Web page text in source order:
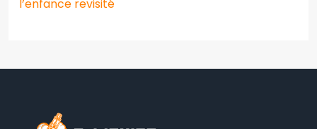
l’enfance revisité